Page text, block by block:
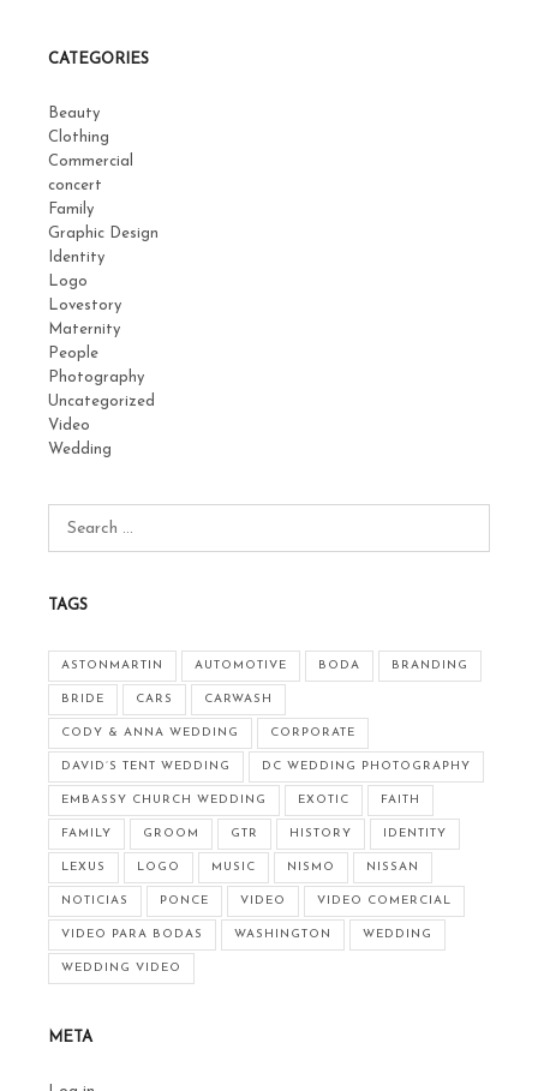
CATEGORIES
Beauty
Clothing
Commercial
concert
Family
Graphic Design
Identity
Logo
Lovestory
Maternity
People
Photography
Uncategorized
Video
Wedding
TAGS
ASTONMARTIN AUTOMOTIVE BODA BRANDING
BRIDE CARS CARWASH
CODY & ANNA WEDDING CORPORATE
DAVID’S TENT WEDDING DC WEDDING PHOTOGRAPHY
EMBASSY CHURCH WEDDING EXOTIC FAITH
FAMILY GROOM GTR HISTORY IDENTITY
LEXUS LOGO MUSIC NISMO NISSAN
NOTICIAS PONCE VIDEO VIDEO COMERCIAL
VIDEO PARA BODAS WASHINGTON WEDDING
WEDDING VIDEO
META